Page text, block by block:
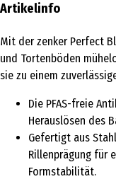
Artikelinfo
Mit der zenker Perfect
und Tortenböden
sie zu einem
Die PFAS-freie
Herauslösen des
Gefertigt aus
Rillenprägung für
Formstabilität.